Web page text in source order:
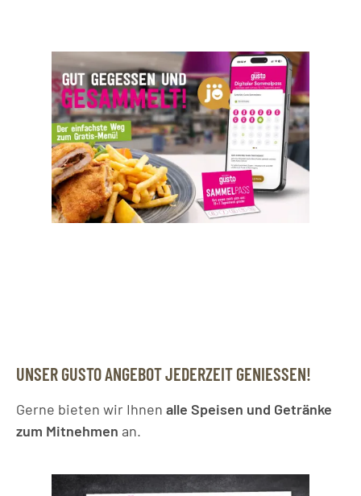
UNSER GUSTO ANGEBOT JEDERZEIT GENIESSEN!
Gerne bieten wir Ihnen alle Speisen und Getränke
zum Mitnehmen an.